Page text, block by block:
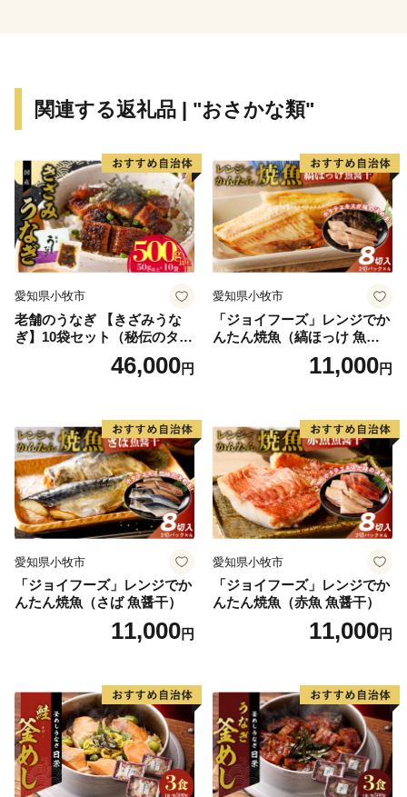
関連する返礼品 | "おさかな類"
愛知県小牧市
老舗のうなぎ 【きざみうな
ぎ】10袋セット（秘伝のタレ
46,000円
愛知県小牧市
「ジョイフーズ」レンジでか
んたん焼魚（縞ほっけ 魚醤
11,000円
愛知県小牧市
「ジョイフーズ」レンジでか
んたん焼魚（さば 魚醤干）
11,000円
愛知県小牧市
「ジョイフーズ」レンジでか
んたん焼魚（赤魚 魚醤干）
11,000円